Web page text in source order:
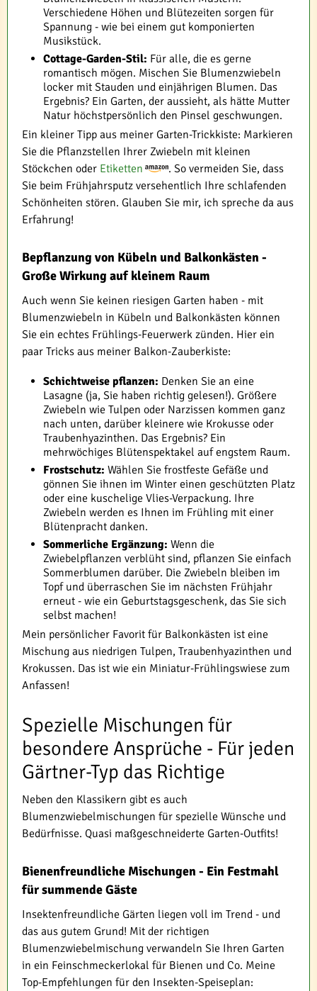
Verschiedene Höhen und Blütezeiten sorgen für
Spannung - wie bei einem gut komponierten
Musikstück.
Cottage-Garden-Stil: Für alle, die es gerne
romantisch mögen. Mischen Sie Blumenzwiebeln
locker mit Stauden und einjährigen Blumen. Das
Ergebnis? Ein Garten, der aussieht, als hätte Mutter
Natur höchstpersönlich den Pinsel geschwungen.
Ein kleiner Tipp aus meiner Garten-Trickkiste: Markieren
Sie die Pflanzstellen Ihrer Zwiebeln mit kleinen
Stöckchen oder Etiketten
. So vermeiden Sie, dass
Sie beim Frühjahrsputz versehentlich Ihre schlafenden
Schönheiten stören. Glauben Sie mir, ich spreche da aus
Erfahrung!
Bepflanzung von Kübeln und Balkonkästen -
Große Wirkung auf kleinem Raum
Auch wenn Sie keinen riesigen Garten haben - mit
Blumenzwiebeln in Kübeln und Balkonkästen können
Sie ein echtes Frühlings-Feuerwerk zünden. Hier ein
paar Tricks aus meiner Balkon-Zauberkiste:
Schichtweise pflanzen: Denken Sie an eine
Lasagne (ja, Sie haben richtig gelesen!). Größere
Zwiebeln wie Tulpen oder Narzissen kommen ganz
nach unten, darüber kleinere wie Krokusse oder
Traubenhyazinthen. Das Ergebnis? Ein
mehrwöchiges Blütenspektakel auf engstem Raum.
Frostschutz: Wählen Sie frostfeste Gefäße und
gönnen Sie ihnen im Winter einen geschützten Platz
oder eine kuschelige Vlies-Verpackung. Ihre
Zwiebeln werden es Ihnen im Frühling mit einer
Blütenpracht danken.
Sommerliche Ergänzung: Wenn die
Zwiebelpflanzen verblüht sind, pflanzen Sie einfach
Sommerblumen darüber. Die Zwiebeln bleiben im
Topf und überraschen Sie im nächsten Frühjahr
erneut - wie ein Geburtstagsgeschenk, das Sie sich
selbst machen!
Mein persönlicher Favorit für Balkonkästen ist eine
Mischung aus niedrigen Tulpen, Traubenhyazinthen und
Krokussen. Das ist wie ein Miniatur-Frühlingswiese zum
Anfassen!
Spezielle Mischungen für
besondere Ansprüche - Für jeden
Gärtner-Typ das Richtige
Neben den Klassikern gibt es auch
Blumenzwiebelmischungen für spezielle Wünsche und
Bedürfnisse. Quasi maßgeschneiderte Garten-Outfits!
Bienenfreundliche Mischungen - Ein Festmahl
für summende Gäste
Insektenfreundliche Gärten liegen voll im Trend - und
das aus gutem Grund! Mit der richtigen
Blumenzwiebelmischung verwandeln Sie Ihren Garten
in ein Feinschmeckerlokal für Bienen und Co. Meine
Top-Empfehlungen für den Insekten-Speiseplan: